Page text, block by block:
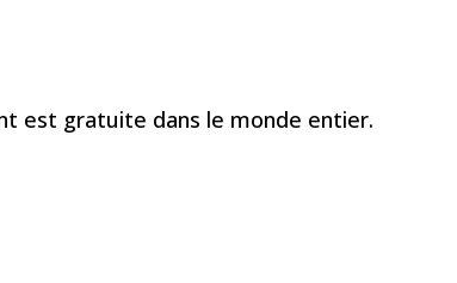
est gratuite dans le monde entier.